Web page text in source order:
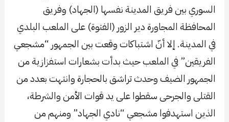
السوري بين فريق المدينة نفسها (الجهاد) وفريق
المحافظة المجاورة دير الزور (الفتوة) على الملعب البلدي
في المدينة. إلا أنّ اشتباكات وقعت بين الجمهور “مشجعي
الفريقين” في الملعب حيث بدأت بشعارات استفزازية من
الجمهور الضيف وحدث تراشق بالحجارة وانتهت بعدد من
القتلى والجرحى سقطوا على يد قوات الأمن والشرطة،
الذين استهدفوا مشجعي “نادي الجهاد” ومنهم من